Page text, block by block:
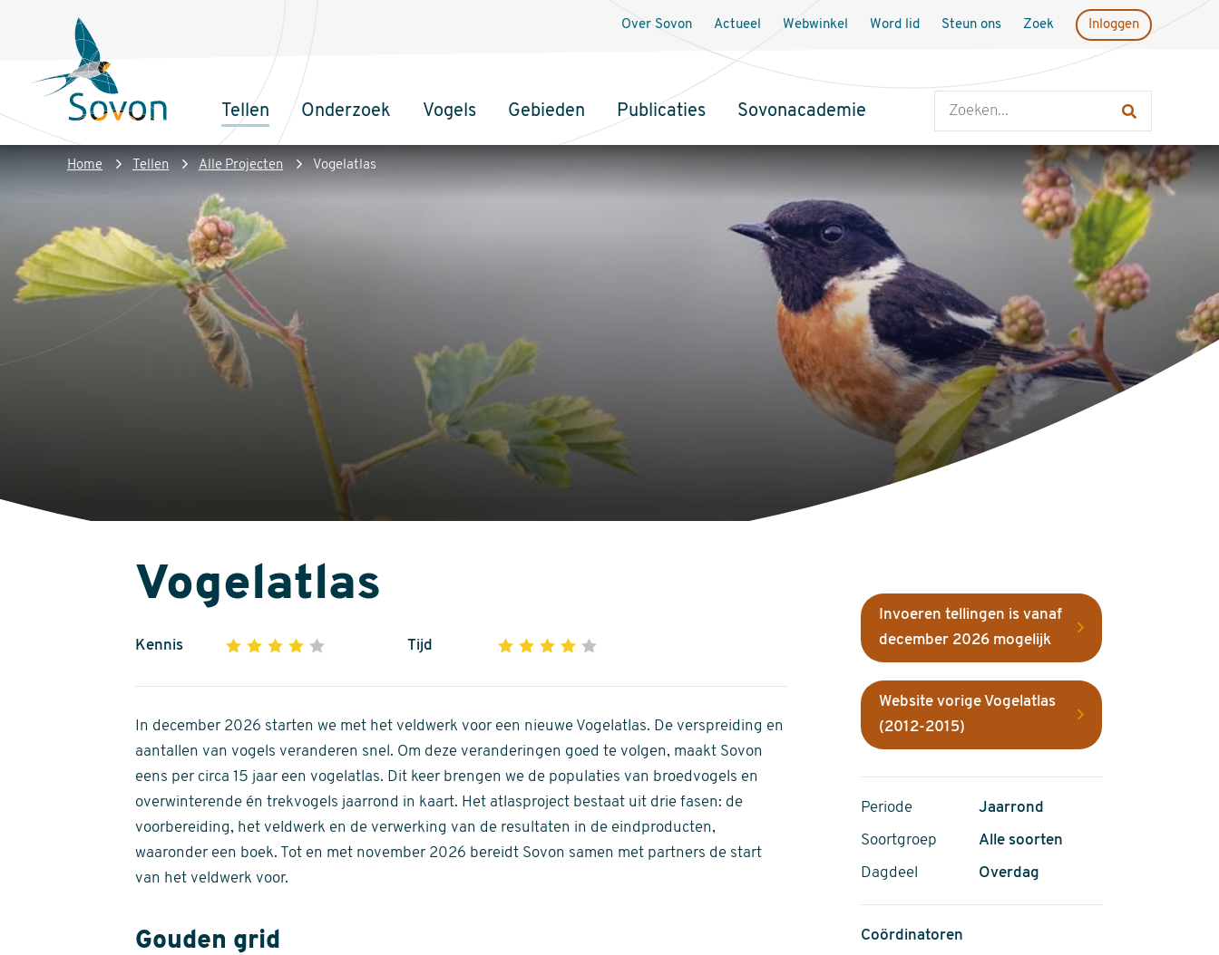
inhoud
Sovon
Homepage
Hoofdnavigatie
Tellen Onderzoek Vogels Gebieden Publicaties Sovonacademie
Over Sovon Actueel Webwinkel Word lid Steun ons Zoek Inloggen
Kruimelpad
Home Tellen Alle Projecten Vogelatlas
Vogelatlas
Kennis 1 2 3 4
of
5
stars
Tijd 1 2 3 4
of
5
stars
In december 2026 starten we met het veldwerk voor een nieuwe Vogelatlas. De verspreiding en
aantallen van vogels veranderen snel. Om deze veranderingen goed te volgen, maakt Sovon
eens per circa 15 jaar een vogelatlas. Dit keer brengen we de populaties van broedvogels en
overwinterende én trekvogels jaarrond in kaart. Het atlasproject bestaat uit drie fasen: de
voorbereiding, het veldwerk en de verwerking van de resultaten in de eindproducten,
waaronder een boek. Tot en met november 2026 bereidt Sovon samen met partners de start
van het veldwerk voor.
Gouden grid
Invoeren tellingen is vanaf
december 2026 mogelijk
Website vorige Vogelatlas
(2012-2015)
Periode Jaarrond
Soortgroep Alle soorten
Dagdeel Overdag
Coördinatoren